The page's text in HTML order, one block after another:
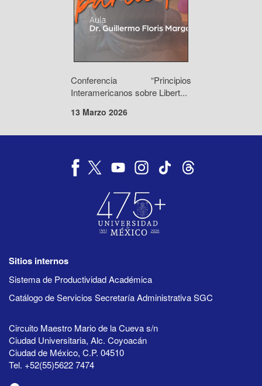
Conferencia “Principios
Interamericanos sobre Libert...
13 Marzo 2026
Sitios internos
Sistema de Productividad Académica
Catálogo de Servicios Secretaría Administrativa SGC
Circuito Maestro Mario de la Cueva s/n
Ciudad Universitaria, Alc. Coyoacán
Ciudad de México, C.P. 04510
Tel. +52(55)5622 7474